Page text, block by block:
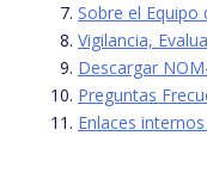
Sobre el Equipo
Vigilancia,
Descargar
Preguntas
Enlaces